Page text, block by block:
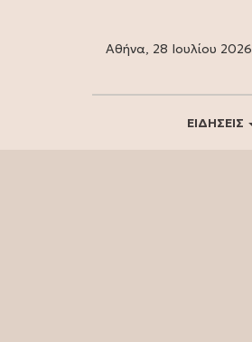
Αθήνα, 28 Ιουλίου 2026
ΕΙΔΗΣΕΙΣ